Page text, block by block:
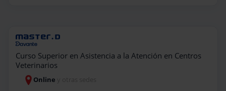
Curso Superior en Asistencia a la Atención en Centros
Veterinarios
Online